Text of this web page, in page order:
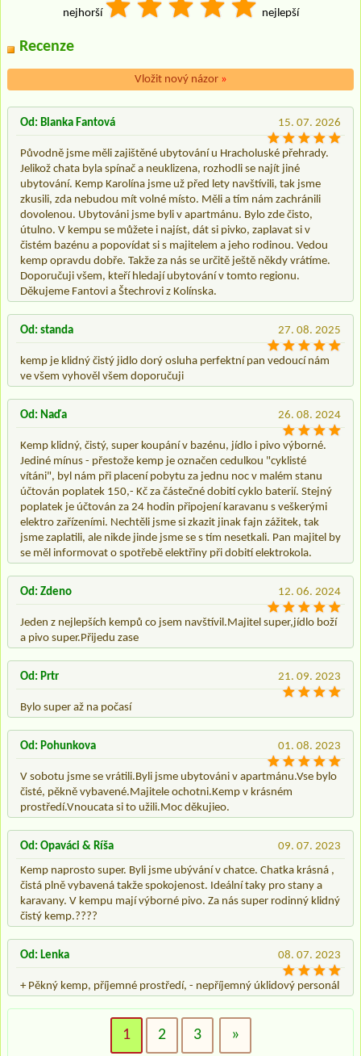
nejhorší nejlepší
Recenze
Vložit nový názor »
15. 07. 2026
Od: Blanka Fantová
Původně jsme měli zajištěné ubytování u Hracholuské přehrady.
Jelikož chata byla spínač a neuklizena, rozhodli se najít jiné
ubytování. Kemp Karolína jsme už před lety navštívili, tak jsme
zkusili, zda nebudou mít volné místo. Měli a tím nám zachránili
dovolenou. Ubytováni jsme byli v apartmánu. Bylo zde čisto,
útulno. V kempu se můžete i najíst, dát si pivko, zaplavat si v
čistém bazénu a popovídat si s majitelem a jeho rodinou. Vedou
kemp opravdu dobře. Takže za nás se určitě ještě někdy vrátíme.
Doporučuji všem, kteří hledají ubytování v tomto regionu.
Děkujeme Fantovi a Štechrovi z Kolínska.
27. 08. 2025
Od: standa
kemp je klidný čistý jidlo dorý osluha perfektní pan vedoucí nám
ve všem vyhověl všem doporučuji
26. 08. 2024
Od: Naďa
Kemp klidný, čistý, super koupání v bazénu, jídlo i pivo výborné.
Jediné mínus - přestože kemp je označen cedulkou "cyklisté
vítáni", byl nám při placení pobytu za jednu noc v malém stanu
účtován poplatek 150,- Kč za částečné dobití cyklo baterií. Stejný
poplatek je účtován za 24 hodin připojení karavanu s veškerými
elektro zařízeními. Nechtěli jsme si zkazit jinak fajn zážitek, tak
jsme zaplatili, ale nikde jinde jsme se s tím nesetkali. Pan majitel by
se měl informovat o spotřebě elektřiny při dobití elektrokola.
12. 06. 2024
Od: Zdeno
Jeden z nejlepších kempů co jsem navštívil.Majitel super,jídlo boží
a pivo super.Přijedu zase
21. 09. 2023
Od: Prtr
Bylo super až na počasí
01. 08. 2023
Od: Pohunkova
V sobotu jsme se vrátili.Byli jsme ubytováni v apartmánu.Vse bylo
čisté, pěkně vybavené.Majitele ochotni.Kemp v krásném
prostředí.Vnoucata si to užili.Moc děkujieo.
09. 07. 2023
Od: Opaváci & Ríša
Kemp naprosto super. Byli jsme ubývání v chatce. Chatka krásná ,
čistá plně vybavená takže spokojenost. Ideální taky pro stany a
karavany. V kempu mají výborné pivo. Za nás super rodinný klidný
čistý kemp.????
08. 07. 2023
Od: Lenka
+ Pěkný kemp, příjemné prostředí, - nepříjemný úklidový personál
1 2 3 »